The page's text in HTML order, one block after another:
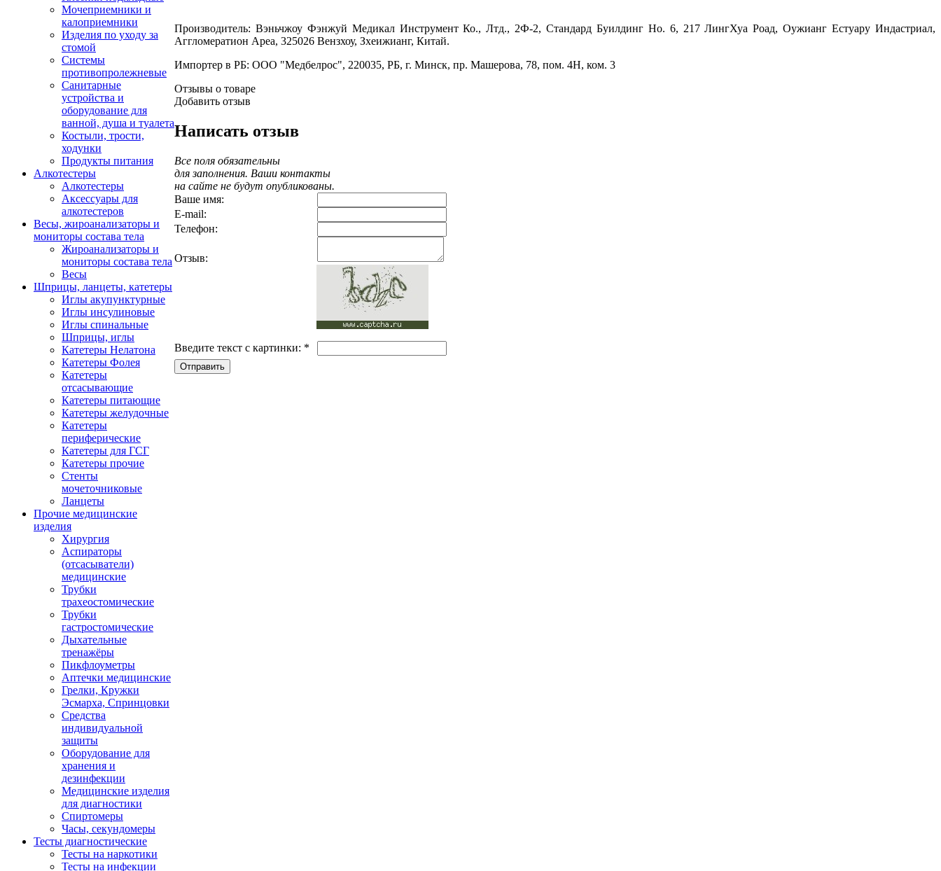
Мочеприемники и
калоприемники
Изделия по уходу за
стомой
Системы
противопролежневые
Санитарные
устройства и
оборудование для
ванной, душа и туалета
Костыли, трости,
ходунки
Продукты питания
Алкотестеры
Алкотестеры
Аксессуары для
алкотестеров
Весы, жироанализаторы и
мониторы состава тела
Жироанализаторы и
мониторы состава тела
Весы
Шприцы, ланцеты, катетеры
Иглы акупунктурные
Иглы инсулиновые
Иглы спинальные
Шприцы, иглы
Катетеры Нелатона
Катетеры Фолея
Катетеры
отсасывающие
Катетеры питающие
Катетеры желудочные
Катетеры
периферические
Катетеры для ГСГ
Катетеры прочие
Стенты
мочеточниковые
Ланцеты
Прочие медицинские
изделия
Хирургия
Аспираторы
(отсасыватели)
медицинские
Трубки
трахеостомические
Трубки
гастростомические
Дыхательные
тренажёры
Пикфлоуметры
Аптечки медицинские
Грелки, Кружки
Эсмарха, Спринцовки
Средства
индивидуальной
защиты
Оборудование для
хранения и
дезинфекции
Медицинские изделия
для диагностики
Спиртомеры
Часы, секундомеры
Тесты диагностические
Тесты на наркотики
Тесты на инфекции
Производитель: Вэньчжоу Фэнжуй Медикал Инструмент Ко., Лтд., 2Ф-2, Стандард Буилдинг Но. 6, 217 ЛингХуа Роад, Оужианг Естуару Индастриал,
Аггломератион Ареа, 325026 Вензхоу, Зхеижианг, Китай.
Импортер в РБ: ООО "Медбелрос", 220035, РБ, г. Минск, пр. Машерова, 78, пом. 4Н, ком. 3
Отзывы о товаре
Добавить отзыв
Написать отзыв
Все поля обязательны
для заполнения. Ваши контакты
на сайте не будут опубликованы.
Ваше имя:
E-mail:
Телефон:
Отзыв:
Введите текст с картинки: *